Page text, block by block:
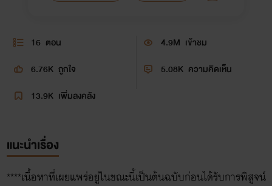
16 ตอน 4.9M เข้าชม
6.76K ถูกใจ 5.08K ความคิดเห็น
13.9K เพิ่มลงคลัง
แนะนำเรื่อง
****เนื้อหาที่เผยแพร่อยู่ในขณะนี้เป็นต้นฉบับก่อนได้รับการพิสูจน์